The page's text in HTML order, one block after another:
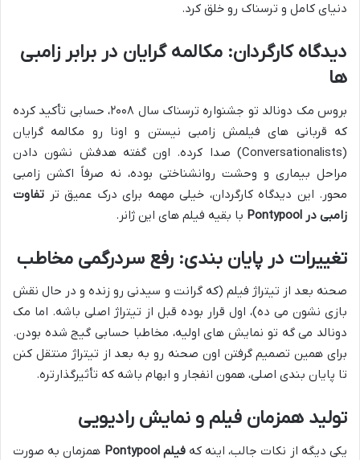
دنیای کامل و ترسناک رو خلق کرد.
دیدگاه کارگردان: مکالمه گرایان در برابر زامبی
ها
بروس مک دونالد تو جشنواره ترسناک سال ۲۰۰۸، حسابی تأکید کرده
که قربانی های فیلمش زامبی نیستن و اونا رو مکالمه گرایان
(Conversationalists) صدا کرده. اون گفته هدفش نشون دادن
مراحل بیماری و وحشت روانشناختی بوده، نه صرفاً اکشن زامبی
محور. این دیدگاه کارگردان، خیلی مهمه برای درک عمیق تر تفاوت
زامبی در Pontypool
با بقیه فیلم های این ژانر.
تغییرات در پایان بندی: رفع سردرگمی مخاطب
صحنه بعد از تیتراژ فیلم (که گرانت و سیدنی رو زنده و در حال نقش
بازی نشون می ده)، اول قرار بوده قبل از تیتراژ اصلی باشه. اما مک
دونالد می گه تو نمایش های اولیه، مخاطبا حسابی گیج شده بودن.
برای همین تصمیم گرفتن اون صحنه رو به بعد از تیتراژ منتقل کنن
تا پایان بندی اصلی، همون انفجار و ابهام باشه که تأثیرگذارتره.
تولید همزمان فیلم و نمایش رادیویی
یکی دیگه از نکات جالب، اینه کهفیلم Pontypool
همزمان به صورت